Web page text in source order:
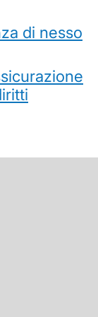
di nesso